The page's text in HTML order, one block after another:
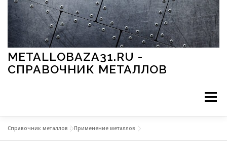
Перейти к содержимому
METALLOBAZA31.RU -
СПРАВОЧНИК МЕТАЛЛОВ
Меню
Справочник металлов »Применение металлов